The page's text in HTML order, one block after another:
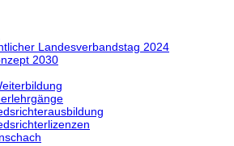
Landesverbandstag 2024
2030